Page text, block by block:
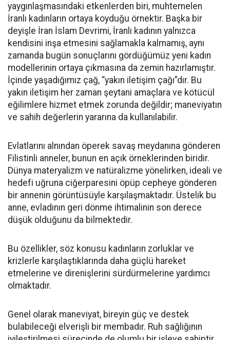
yaygınlaşmasındaki etkenlerden biri, muhtemelen
İranlı kadınların ortaya koyduğu örnektir. Başka bir
deyişle İran İslam Devrimi, İranlı kadının yalnızca
kendisini inşa etmesini sağlamakla kalmamış, aynı
zamanda bugün sonuçlarını gördüğümüz yeni kadın
modellerinin ortaya çıkmasına da zemin hazırlamıştır.
İçinde yaşadığımız çağ, “yakın iletişim çağı”dır. Bu
yakın iletişim her zaman şeytani amaçlara ve kötücül
eğilimlere hizmet etmek zorunda değildir; maneviyatın
ve sahih değerlerin yararına da kullanılabilir.
Evlatlarını alnından öperek savaş meydanına gönderen
Filistinli anneler, bunun en açık örneklerinden biridir.
Dünya materyalizm ve natüralizme yönelirken, ideali ve
hedefi uğruna ciğerparesini öpüp cepheye gönderen
bir annenin görüntüsüyle karşılaşmaktadır. Üstelik bu
anne, evladının geri dönme ihtimalinin son derece
düşük olduğunu da bilmektedir.
Bu özellikler, söz konusu kadınların zorluklar ve
krizlerle karşılaştıklarında daha güçlü hareket
etmelerine ve direnişlerini sürdürmelerine yardımcı
olmaktadır.
Genel olarak maneviyat, bireyin güç ve destek
bulabileceği elverişli bir membadır. Ruh sağlığının